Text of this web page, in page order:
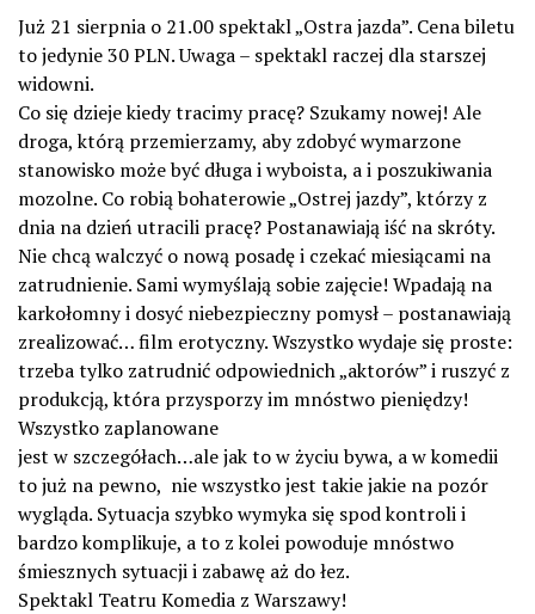
Już 21 sierpnia o 21.00 spektakl „Ostra jazda”. Cena biletu
to jedynie 30 PLN. Uwaga – spektakl raczej dla starszej
widowni.
Co się dzieje kiedy tracimy pracę? Szukamy nowej! Ale
droga, którą przemierzamy, aby zdobyć wymarzone
stanowisko może być długa i wyboista, a i poszukiwania
mozolne. Co robią bohaterowie „Ostrej jazdy”, którzy z
dnia na dzień utracili pracę? Postanawiają iść na skróty.
Nie chcą walczyć o nową posadę i czekać miesiącami na
zatrudnienie. Sami wymyślają sobie zajęcie! Wpadają na
karkołomny i dosyć niebezpieczny pomysł – postanawiają
zrealizować… film erotyczny. Wszystko wydaje się proste:
trzeba tylko zatrudnić odpowiednich „aktorów” i ruszyć z
produkcją, która przysporzy im mnóstwo pieniędzy!
Wszystko zaplanowane
jest w szczegółach…ale jak to w życiu bywa, a w komedii
to już na pewno, nie wszystko jest takie jakie na pozór
wygląda. Sytuacja szybko wymyka się spod kontroli i
bardzo komplikuje, a to z kolei powoduje mnóstwo
śmiesznych sytuacji i zabawę aż do łez.
Spektakl Teatru Komedia z Warszawy!